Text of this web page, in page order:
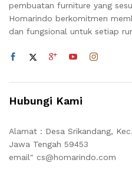
pembuatan furniture yang
Homarindo berkomitmen
dan fungsional untuk setiap
Hubungi Kami
Alamat : Desa Srikandang,
Jawa Tengah 59453
email" cs@homarindo.com